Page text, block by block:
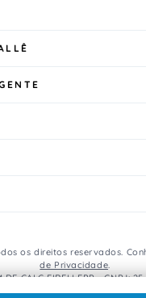
os direitos reservados.
de Privacidade.
DE CALC EIRELI EPP - CNPJ:
Centro, CEP: 85.851-000, Foz